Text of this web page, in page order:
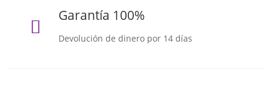

Garantía 100%
Devolución de dinero por 14 días